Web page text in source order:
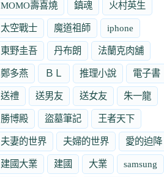
MOMO壽喜燒 鎮魂 火村英生
太空戰士 魔道祖師 iphone
東野圭吾 丹布朗 法蘭克肉舖
鄭多燕 ＢＬ 推理小說 電子書
送禮 送男友 送女友 朱一龍
勝博殿 盜墓筆記 王者天下
夫妻的世界 夫婦的世界 愛的迫降
建國大業 建國 大業 samsung